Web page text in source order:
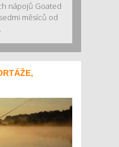
nápojů Goated
měsíců od